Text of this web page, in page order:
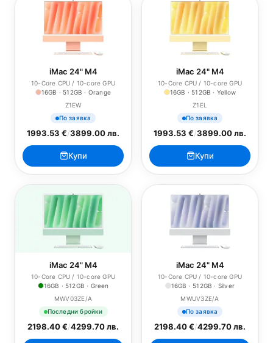
iMac 24" M4
10-Core CPU / 10-core GPU
16GB · 512GB · Orange
Z1EW
По заявка
1993.53 €/3899.00 лв.
Купи
iMac 24" M4
10-Core CPU / 10-core GPU
16GB · 512GB · Yellow
Z1EL
По заявка
1993.53 €/3899.00 лв.
Купи
iMac 24" M4
10-Core CPU / 10-core GPU
16GB · 512GB · Green
MWV03ZE/A
Последни бройки
2198.40 €/4299.70 лв.
iMac 24" M4
10-Core CPU / 10-core GPU
16GB · 512GB · Silver
MWUV3ZE/A
По заявка
2198.40 €/4299.70 лв.